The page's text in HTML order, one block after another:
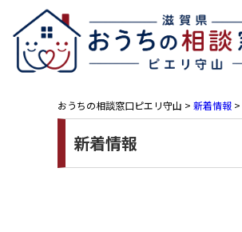
おうちの相談窓口ピエリ守山 > 新着情報 >
新着情報